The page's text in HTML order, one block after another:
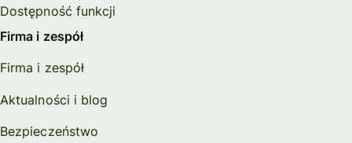
Dostępność funkcji
Firma i zespół
Firma i zespół
Aktualności i blog
Bezpieczeństwo